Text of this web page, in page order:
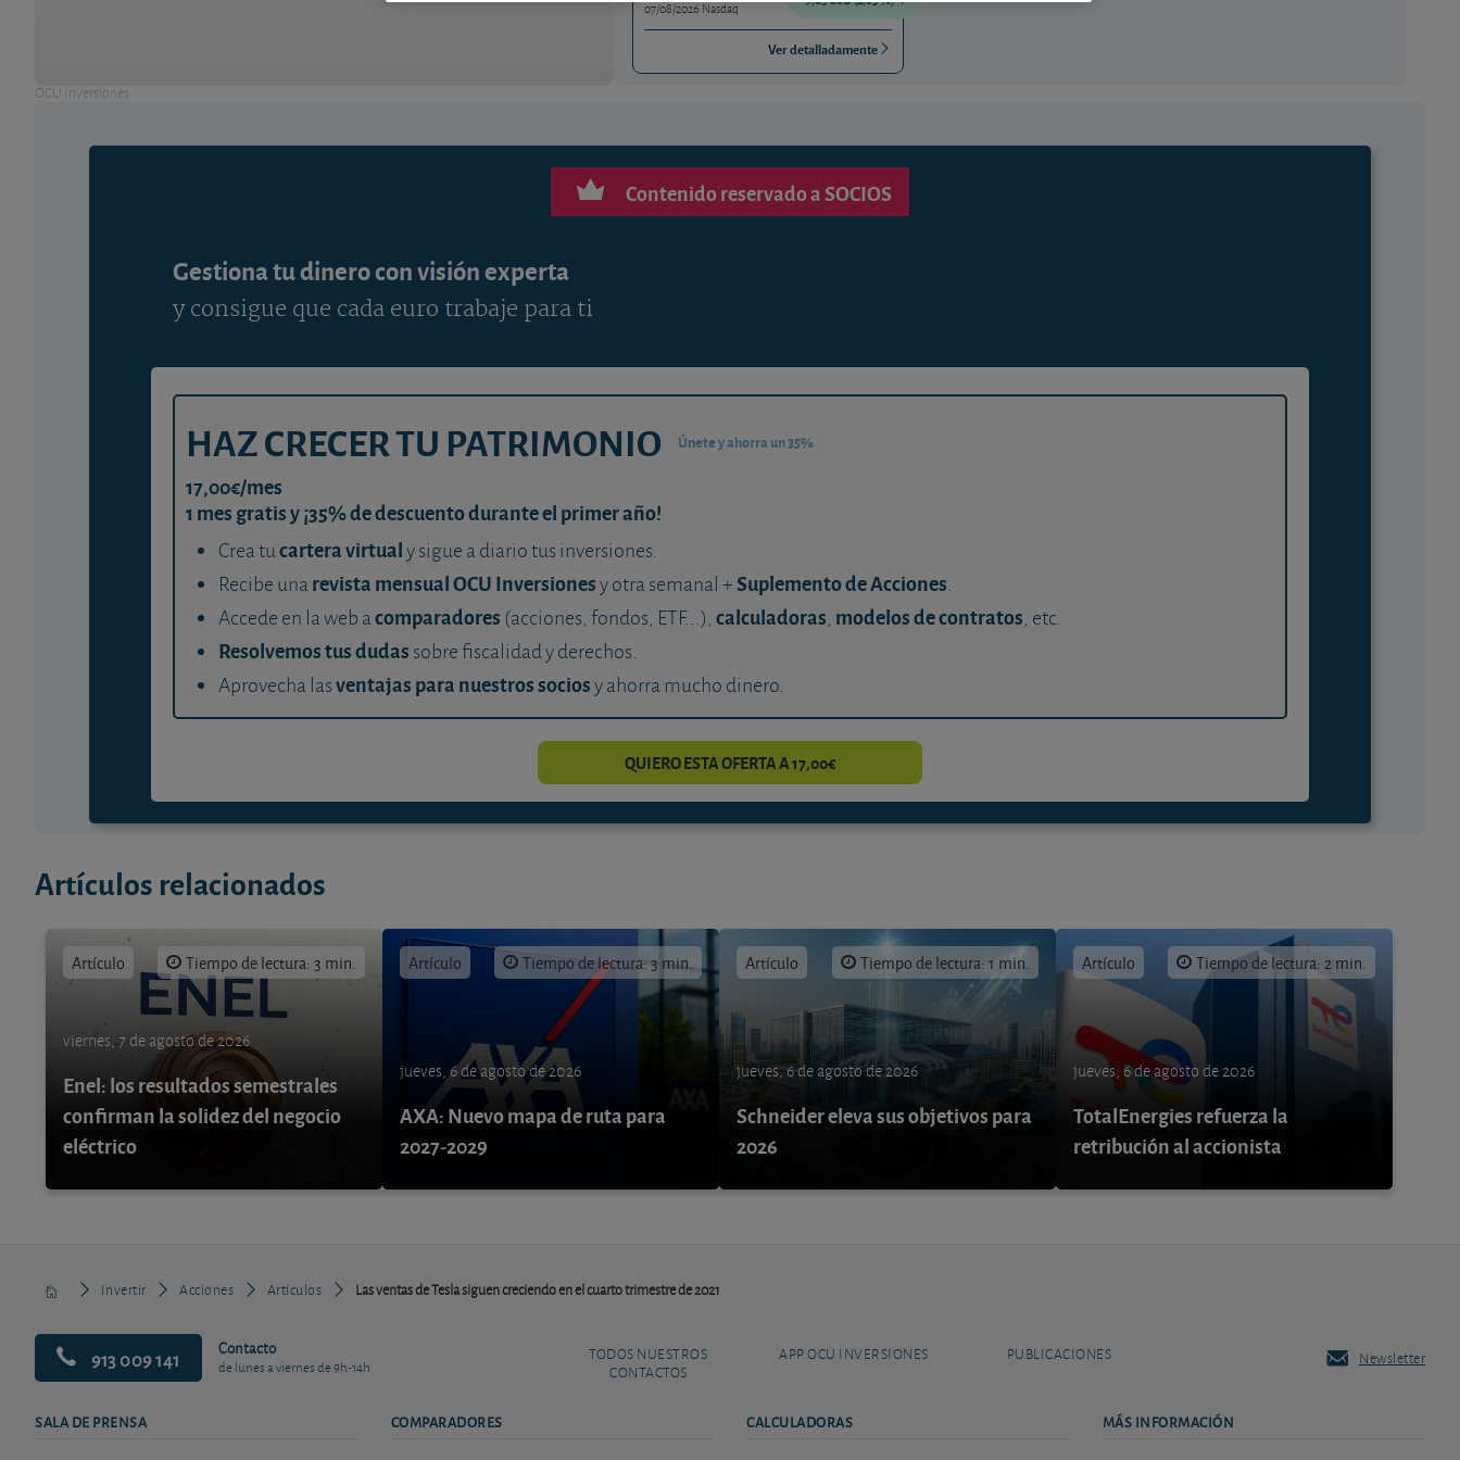
OCU Inversiones
07/08/2026 Nasdaq
Ver detalladamente
Contenido reservado a SOCIOS
Gestiona tu dinero con visión experta
y consigue que cada euro trabaje para ti
HAZ CRECER TU PATRIMONIO Únete y ahorra un 35%
17,00€/mes
1 mes gratis y ¡35% de descuento durante el primer año!
Crea tucartera virtualy sigue a diario tus inversiones.
Recibe unarevista mensual OCU Inversionesy otra semanal +Suplemento de Acciones.
Accede en la web acomparadores (acciones, fondos, ETF...), calculadoras, modelos de contratos, etc.
Resolvemos tus dudas sobre fiscalidad y derechos.
Aprovecha lasventajas para nuestros sociosy ahorra mucho dinero.
QUIERO ESTA OFERTA A 17,00€
Artículos relacionados
Artículo Tiempo de lectura: 3 min.
viernes, 7 de agosto de 2026
Enel: los resultados semestrales
confirman la solidez del negocio
eléctrico
Artículo Tiempo de lectura: 3 min.
jueves, 6 de agosto de 2026
AXA: Nuevo mapa de ruta para
2027-2029
Artículo Tiempo de lectura: 1 min.
jueves, 6 de agosto de 2026
Schneider eleva sus objetivos para
2026
Artículo Tiempo de lectura: 2 min.
jueves, 6 de agosto de 2026
TotalEnergies refuerza la
retribución al accionista
Invertir Acciones Artículos Las ventas de Tesla siguen creciendo en el cuarto trimestre de 2021
913 009 141 Contacto
de lunes a viernes de 9h-14h
TODOS NUESTROS
CONTACTOS
APP OCU INVERSIONES PUBLICACIONES Newsletter
SALA DE PRENSA COMPARADORES CALCULADORAS MÁS INFORMACIÓN